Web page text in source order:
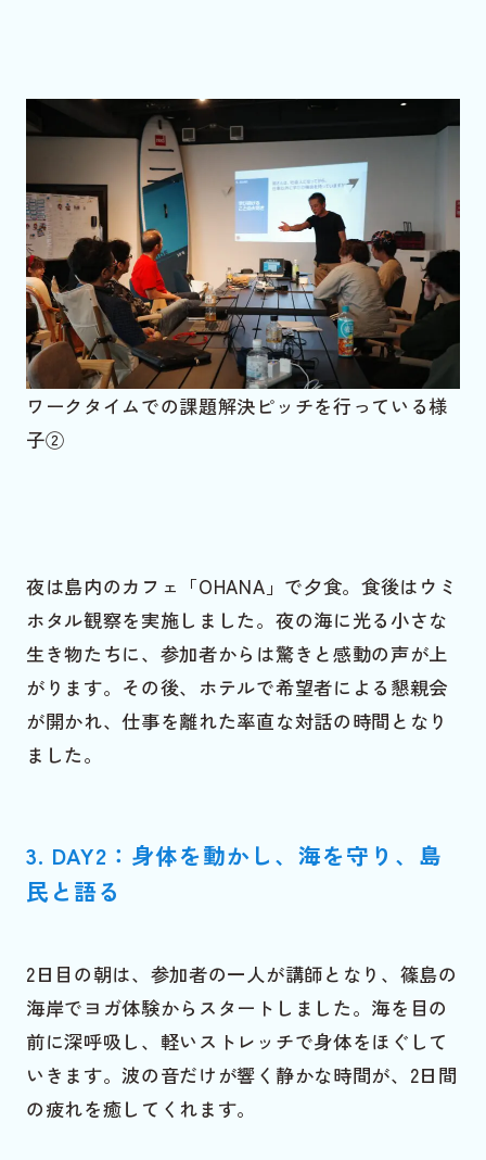
ワークタイムでの課題解決ピッチを行っている様
子②
夜は島内のカフェ「OHANA」で夕食。食後はウミ
ホタル観察を実施しました。夜の海に光る小さな
生き物たちに、参加者からは驚きと感動の声が上
がります。その後、ホテルで希望者による懇親会
が開かれ、仕事を離れた率直な対話の時間となり
ました。
3. DAY2：身体を動かし、海を守り、島
民と語る
2日目の朝は、参加者の一人が講師となり、篠島の
海岸でヨガ体験からスタートしました。海を目の
前に深呼吸し、軽いストレッチで身体をほぐして
いきます。波の音だけが響く静かな時間が、2日間
の疲れを癒してくれます。